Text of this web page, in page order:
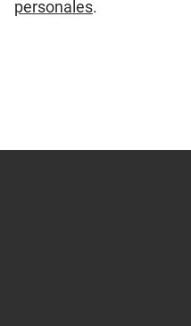
personales.